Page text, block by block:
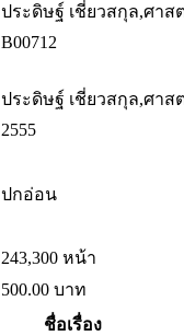
ประดิษฐ์ เชี่ยวสกุล,ศาส
B00712
ประดิษฐ์ เชี่ยวสกุล,ศาส
2555
ปกอ่อน
243,300 หน้า
500.00 บาท
ชื่อเรื่อง